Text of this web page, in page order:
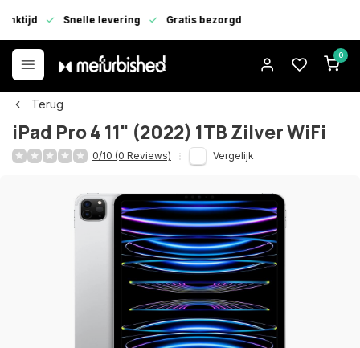
Snelle levering Gratis bezorgd
0
Terug
iPad Pro 4 11" (2022) 1TB Zilver WiFi
0/10 (0 Reviews) Vergelijk